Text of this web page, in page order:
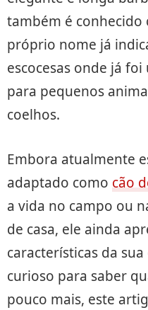
também é conhecido
próprio nome já
escocesas onde já
para pequenos
coelhos.
Embora atualmente
adaptado como cão
a vida no campo ou
de casa, ele ainda
características da
curioso para saber
pouco mais, este